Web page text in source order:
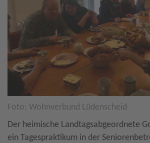
Foto: Wohnverbund Lüdenscheid
Der heimische Landtagsabgeordnete
ein Tagespraktikum in der